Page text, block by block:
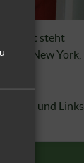
steht
New York,
und Links